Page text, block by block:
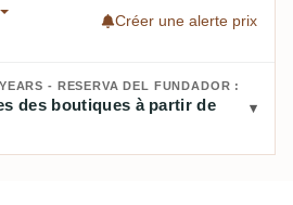
Créer une alerte prix
- RESERVA DEL FUNDADOR :
des boutiques à partir de